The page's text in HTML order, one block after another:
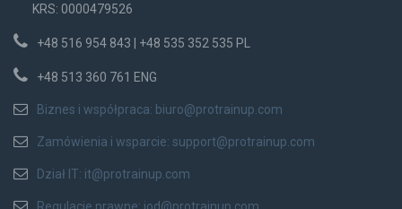
KRS: 0000479526
+48 516 954 843 | +48 535 352 535 PL
+48 513 360 761 ENG
Biznes i współpraca: biuro@protrainup.com
Zamówienia i wsparcie: support@protrainup.com
Dział IT: it@protrainup.com